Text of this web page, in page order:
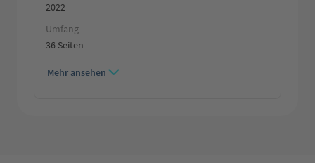
2022
Umfang
36 Seiten
Mehr ansehen